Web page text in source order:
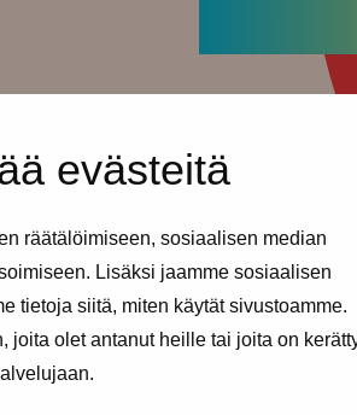
evästeitä
räätälöimiseen, sosiaalisen median
Lisäksi jaamme sosiaalisen
tietoja siitä, miten käytät sivustoamme.
joita olet antanut heille tai joita on
You